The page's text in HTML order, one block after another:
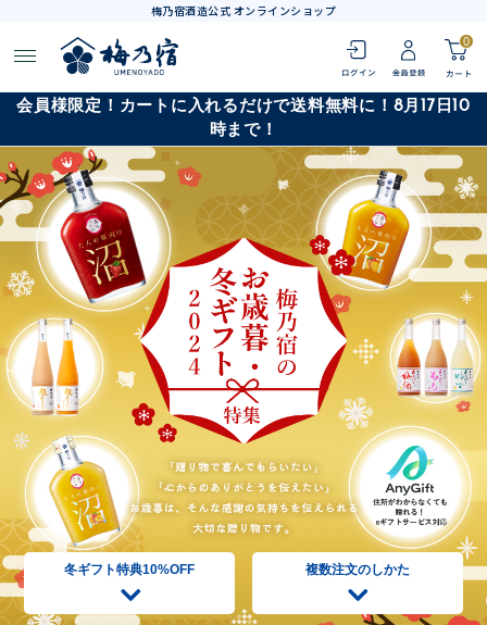
梅乃宿酒造公式 オンラインショップ
0
会員様限定！カートに入れるだけで送料無料に！8月17日10
時まで！
冬ギフト特典10%OFF 複数注文のしかた